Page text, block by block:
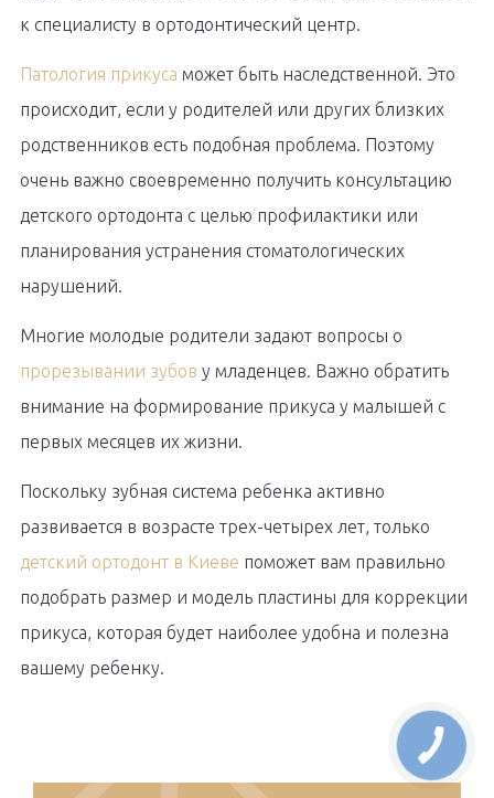
к специалисту в ортодонтический центр.
Патология прикуса может быть наследственной. Это
происходит, если у родителей или других близких
родственников есть подобная проблема. Поэтому
очень важно своевременно получить консультацию
детского ортодонта с целью профилактики или
планирования устранения стоматологических
нарушений.
Многие молодые родители задают вопросы о
прорезывании зубов у младенцев. Важно обратить
внимание на формирование прикуса у малышей с
первых месяцев их жизни.
Поскольку зубная система ребенка активно
развивается в возрасте трех-четырех лет, только
детский ортодонт в Киеве поможет вам правильно
подобрать размер и модель пластины для коррекции
прикуса, которая будет наиболее удобна и полезна
вашему ребенку.